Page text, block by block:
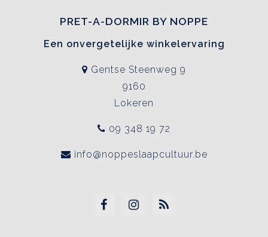
PRET-A-DORMIR BY NOPPE
Een onvergetelijke winkelervaring
Gentse Steenweg 9
9160
Lokeren
09 348 19 72
info@noppeslaapcultuur.be